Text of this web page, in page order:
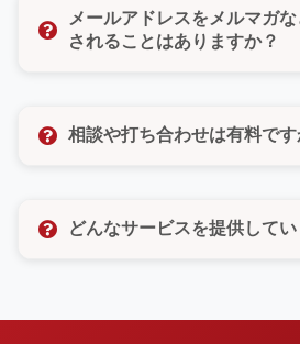
たしません。また、お問い合わせ
の連絡方法（電話・メール・どち
メールアドレスをメルマガ
されることはありますか？
なども一切いたしませんので、ご
相談や打ち合わせは有料です
望をしっかりとお聞きし、最適な
どんなサービスを提供してい